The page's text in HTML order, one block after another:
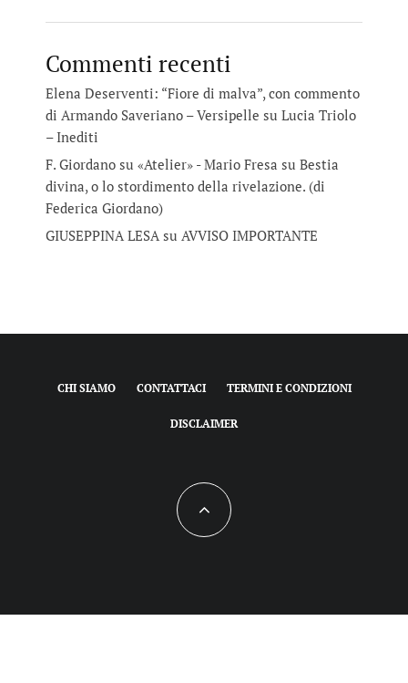
Commenti recenti
Elena Deserventi: “Fiore di malva”, con commento
di Armando Saveriano – Versipelle su Lucia Triolo
– Inediti
F. Giordano su «Atelier» - Mario Fresa su Bestia
divina, o lo stordimento della rivelazione. (di
Federica Giordano)
GIUSEPPINA LESAsu AVVISO IMPORTANTE
CHI SIAMO CONTATTACI TERMINI E CONDIZIONI
DISCLAIMER